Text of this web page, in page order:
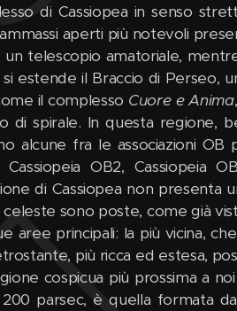
di Cassiopea in senso
aperti più notevoli
telescopio amatoriale,
estende il Braccio di Perseo,
il complesso Cuore e Anima
di spirale. In questa regione,
alcune fra le associazioni OB
OB2, Cassiopeia
di Cassiopea non presenta
sono poste, come già
aree principali: la più vicina,
più ricca ed estesa,
cospicua più prossima a noi
parsec, è quella formata